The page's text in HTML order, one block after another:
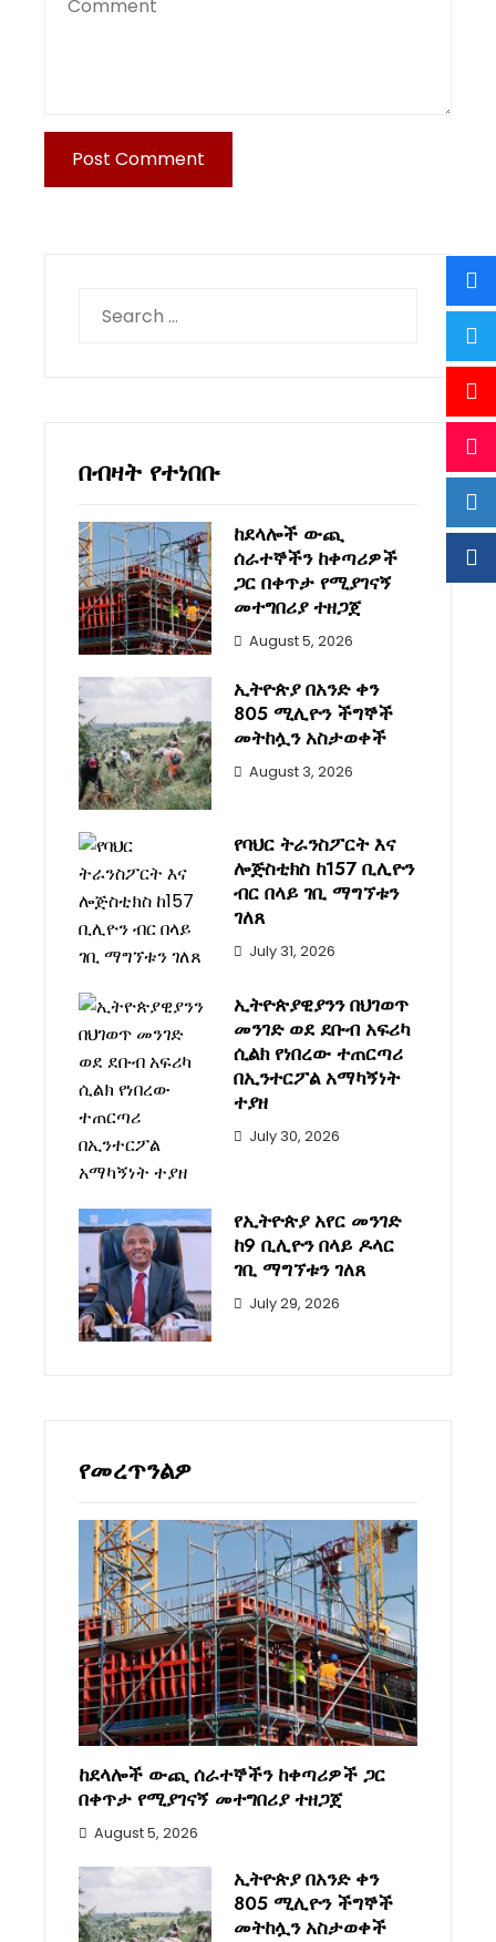
for:
በብዛት የተነበቡ
ከደላሎች ውጪ
ሰራተኞችን ከቀጣሪዎች
ጋር በቀጥታ የሚያገናኝ
መተግበሪያ ተዘጋጀ
August 5, 2026
ኢትዮጵያ በአንድ ቀን
805 ሚሊዮን ችግኞች
መትከሏን አስታወቀች
August 3, 2026
የባህር ትራንስፖርት እና
ሎጅስቲክስ ከ157 ቢሊዮን
ብር በላይ ገቢ ማግኘቱን
ገለጸ
July 31, 2026
ኢትዮጵያዊያንን በህገወጥ
መንገድ ወደ ደቡብ አፍሪካ
ሲልክ የነበረው ተጠርጣሪ
በኢንተርፖል አማካኝነት
ተያዘ
July 30, 2026
የኢትዮጵያ አየር መንገድ
ከ9 ቢሊዮን በላይ ዶላር
ገቢ ማግኘቱን ገለጸ
July 29, 2026
የመረጥንልዎ
ከደላሎች ውጪ ሰራተኞችን ከቀጣሪዎች ጋር
በቀጥታ የሚያገናኝ መተግበሪያ ተዘጋጀ
August 5, 2026
ኢትዮጵያ በአንድ ቀን
805 ሚሊዮን ችግኞች
መትከሏን አስታወቀች